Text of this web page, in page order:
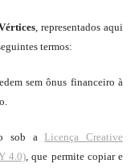
, representados aqui
termos:
sem ônus financeiro à
sob a Licença Creative
4.0) , que permite copiar e